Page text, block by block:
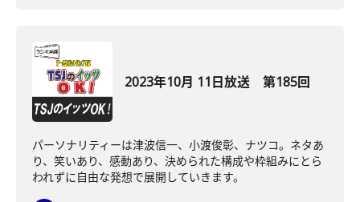
2023年10月 11日放送 第185回
パーソナリティーは津波信一、小渡俊彰、ナツコ。ネタあ
り、笑いあり、感動あり、決められた構成や枠組みにとら
われずに自由な発想で展開していきます。